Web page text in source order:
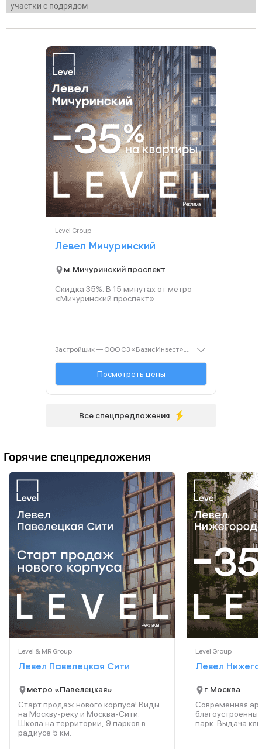
участки с подрядом
Реклама
Level Group
Левел Мичуринский
м. Мичуринский проспект
Скидка 35%. В 15 минутах от метро
«Мичуринский проспект».
Застройщик — ООО СЗ «БазисИнвест». Проектная декларация — наш.дом.рф. Акция до 31.08.2026. Не оферта. Подробности — level.ru
Посмотреть цены
Все спецпредложения
Горячие спецпредложения
Реклама
Level & MR Group
Левел Павелецкая Сити
метро «Павелецкая»
Старт продаж нового корпуса! Виды
на Москву-реку и Москва-Сити.
Школа на территории, 9 парков в
радиусе 5 км.
Level Group
Левел
г. Москва
Современная
парк. Выдача